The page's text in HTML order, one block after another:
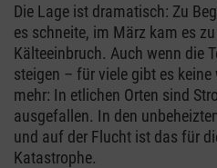
Die Lage ist dramatisch: Zu
es schneite, im März kam es
Kälteeinbruch. Auch wenn die
steigen – für viele gibt es
mehr: In etlichen Orten sind
ausgefallen. In den
und auf der Flucht ist das für
Katastrophe.